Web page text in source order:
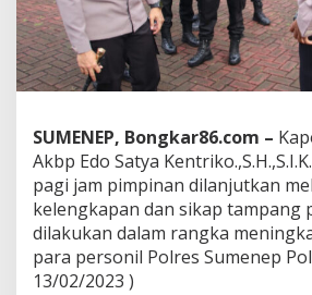
p
T
m
p
n
g
P
e
r
s
o
n
e
SUMENEP, Bongkar86.com –
Akbp Edo Satya
pagi jam pimpinan dilanjutkan
kelengkapan dan sikap tampang
dilakukan dalam rangka
para personil Polres Sumenep
13/02/2023 )